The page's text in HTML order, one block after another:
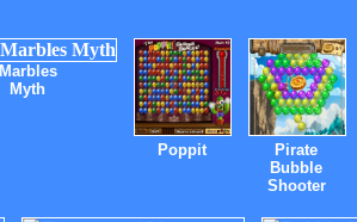
Marbles
Myth
Poppit
Pirate
Bubble
Shooter